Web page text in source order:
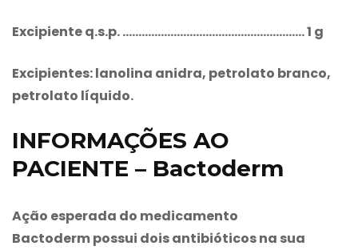
Excipiente q.s.p. ………………………………………………… 1 g
Excipientes: lanolina anidra, petrolato branco,
petrolato líquido.
INFORMAÇÕES AO
PACIENTE – Bactoderm
Ação esperada do medicamento
Bactodermpossui dois antibióticos na sua